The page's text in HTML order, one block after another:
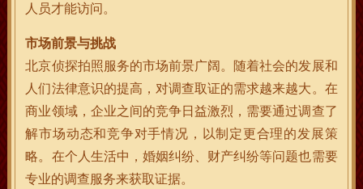
人员才能访问。
市场前景与挑战
北京侦探拍照服务的市场前景广阔。随着社会的发展和
人们法律意识的提高，对调查取证的需求越来越大。在
商业领域，企业之间的竞争日益激烈，需要通过调查了
解市场动态和竞争对手情况，以制定更合理的发展策
略。在个人生活中，婚姻纠纷、财产纠纷等问题也需要
专业的调查服务来获取证据。